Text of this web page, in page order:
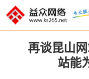
再谈昆山
站能